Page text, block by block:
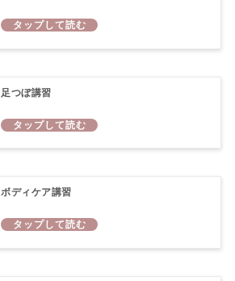
足つぼ講習
ボディケア講習